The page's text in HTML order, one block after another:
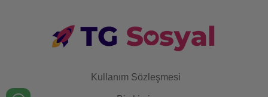
Kullanım Sözleşmesi